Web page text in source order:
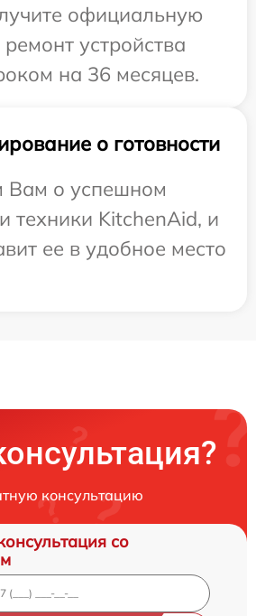
официальную
устройства
на 36 месяцев.
о готовности
о успешном
техники KitchenAid, и
ее в удобное место
консультацию
со